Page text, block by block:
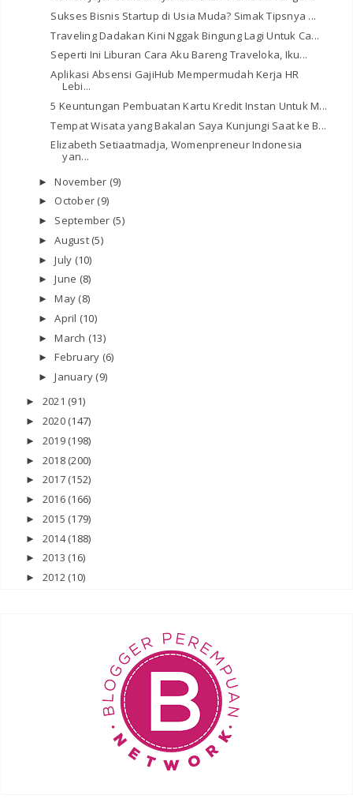
Sukses Bisnis Startup di Usia Muda? Simak Tipsnya ...
Traveling Dadakan Kini Nggak Bingung Lagi Untuk Ca...
Seperti Ini Liburan Cara Aku Bareng Traveloka, Iku...
Aplikasi Absensi GajiHub Mempermudah Kerja HR
Lebi...
5 Keuntungan Pembuatan Kartu Kredit Instan Untuk M...
Tempat Wisata yang Bakalan Saya Kunjungi Saat ke B...
Elizabeth Setiaatmadja, Womenpreneur Indonesia
yan...
►November (9)
► October (9)
► September (5)
►August (5)
►July (10)
►June (8)
►May (8)
►April (10)
►March (13)
►February (6)
►January (9)
► 2021 (91)
► 2020 (147)
► 2019 (198)
► 2018 (200)
► 2017 (152)
► 2016 (166)
► 2015 (179)
► 2014(188)
► 2013 (16)
► 2012 (10)